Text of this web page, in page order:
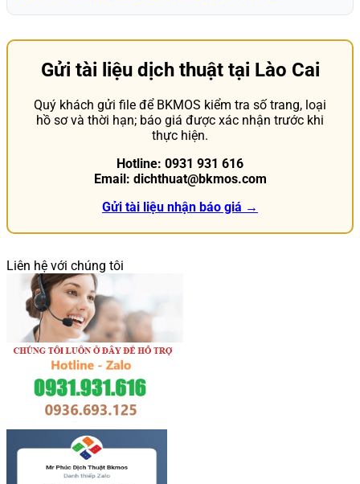
Gửi tài liệu dịch thuật tại Lào Cai
Quý khách gửi file để BKMOS kiểm tra số trang, loại
hồ sơ và thời hạn; báo giá được xác nhận trước khi
thực hiện.
Hotline: 0931 931 616
Email: dichthuat@bkmos.com
Gửi tài liệu nhận báo giá →
Liên hệ với chúng tôi